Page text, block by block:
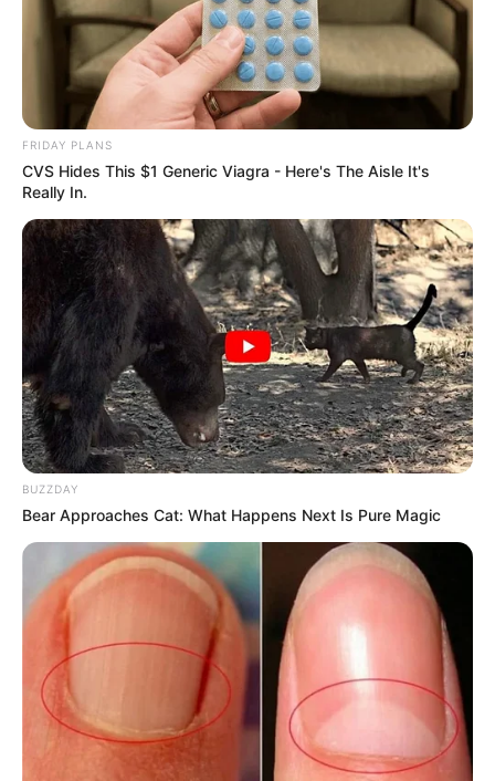
Reddit
FRIDAY PLANS
CVS Hides This $1 Generic Viagra - Here's The Aisle It's
Really In.
BUZZDAY
Bear Approaches Cat: What Happens Next Is Pure Magic